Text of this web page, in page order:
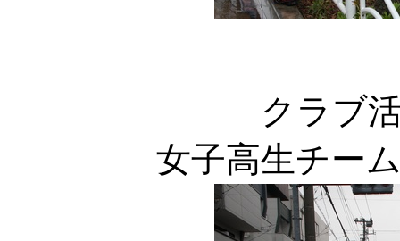
クラブ
女子高生チー